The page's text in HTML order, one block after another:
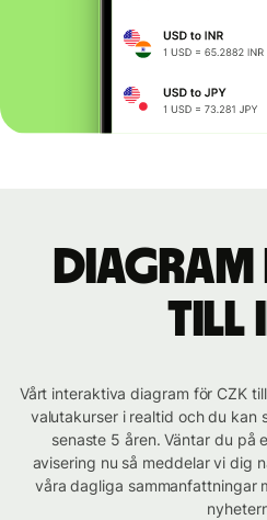
Diagram
till
Vårt interaktiva diagram för CZK
valutakurser i realtid och du kan
senaste 5 åren. Väntar du på
avisering nu så meddelar vi dig
våra dagliga sammanfattningar